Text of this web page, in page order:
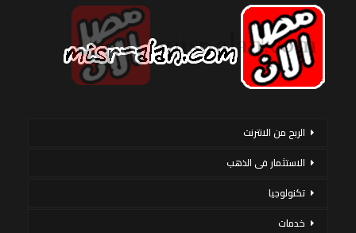
الربح من الانترنت
الاستثمار فى الذهب
تكنولوجيا
خدمات